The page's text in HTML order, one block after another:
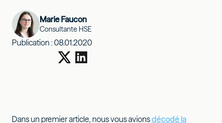
Marie Faucon
Consultante HSE
Publication :08.01.2020
Dans un premier article, nous vous avionsdécodé la